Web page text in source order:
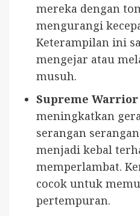
mereka dengan
mengurangi
Keterampilan ini
mengejar atau
musuh.
Supreme
meningkatkan
serangan
menjadi kebal
memperlambat.
cocok untuk
pertempuran.